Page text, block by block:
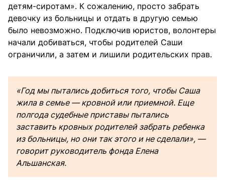
детям-сиротам». К сожалению, просто забрать
девочку из больницы и отдать в другую семью
было невозможно. Подключив юристов, волонтеры
начали добиваться, чтобы родителей Саши
ограничили, а затем и лишили родительских прав.
«Год мы пытались добиться того, чтобы Саша
жила в семье — кровной или приемной. Еще
полгода судебные приставы пытались
заставить кровных родителей забрать ребенка
из больницы, но они так этого и не сделали», —
говорит руководитель фонда Елена
Альшанская.